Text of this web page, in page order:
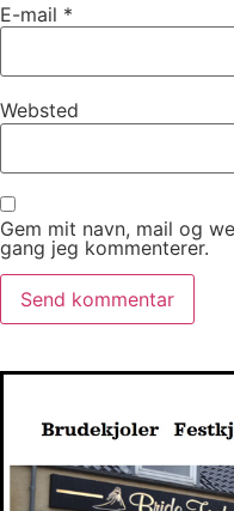
E-mail *
Websted
Gem mit navn, mail og
gang jeg kommenterer.